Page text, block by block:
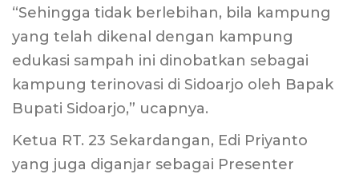
“Sehingga tidak berlebihan, bila kampung
yang telah dikenal dengan kampung
edukasi sampah ini dinobatkan sebagai
kampung terinovasi di Sidoarjo oleh Bapak
Bupati Sidoarjo,” ucapnya.
Ketua RT. 23 Sekardangan, Edi Priyanto
yang juga diganjar sebagai Presenter